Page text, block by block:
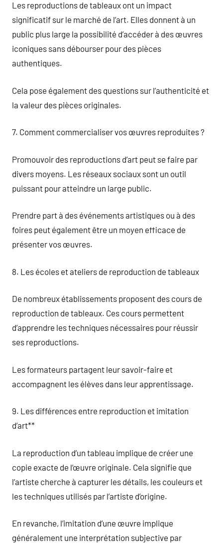
Les reproductions de tableaux ont un impact
significatif sur le marché de l’art. Elles donnent à un
public plus large la possibilité d’accéder à des œuvres
iconiques sans débourser pour des pièces
authentiques.
Cela pose également des questions sur l’authenticité et
la valeur des pièces originales.
7. Comment commercialiser vos œuvres reproduites ?
Promouvoir des reproductions d’art peut se faire par
divers moyens. Les réseaux sociaux sont un outil
puissant pour atteindre un large public.
Prendre part à des événements artistiques ou à des
foires peut également être un moyen efficace de
présenter vos œuvres.
8. Les écoles et ateliers de reproduction de tableaux
De nombreux établissements proposent des cours de
reproduction de tableaux. Ces cours permettent
d’apprendre les techniques nécessaires pour réussir
ses reproductions.
Les formateurs partagent leur savoir-faire et
accompagnent les élèves dans leur apprentissage.
9. Les différences entre reproduction et imitation
d’art**
La reproduction d’un tableau implique de créer une
copie exacte de l’œuvre originale. Cela signifie que
l’artiste cherche à capturer les détails, les couleurs et
les techniques utilisés par l’artiste d’origine.
En revanche, l’imitation d’une œuvre implique
généralement une interprétation subjective par